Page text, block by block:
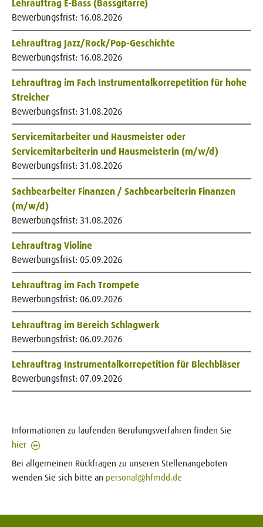
Lehrauftrag E-Bass (Bassgitarre)
Bewerbungsfrist: 16.08.2026
Lehrauftrag Jazz/Rock/Pop-Geschichte
Bewerbungsfrist: 16.08.2026
Lehrauftrag im Fach Instrumentalkorrepetition für hohe
Streicher
Bewerbungsfrist: 31.08.2026
Servicemitarbeiter und Hausmeister oder
Servicemitarbeiterin und Hausmeisterin (m/w/d)
Bewerbungsfrist: 31.08.2026
Sachbearbeiter Finanzen / Sachbearbeiterin Finanzen
(m/w/d)
Bewerbungsfrist: 31.08.2026
Lehrauftrag Violine
Bewerbungsfrist: 05.09.2026
Lehrauftrag im Fach Trompete
Bewerbungsfrist: 06.09.2026
Lehrauftrag im Bereich Schlagwerk
Bewerbungsfrist: 06.09.2026
Lehrauftrag Instrumentalkorrepetition für Blechbläser
Bewerbungsfrist: 07.09.2026
Informationen zu laufenden Berufungsverfahren finden Sie
hier
Bei allgemeinen Rückfragen zu unseren Stellenangeboten
wenden Sie sich bitte an personal@hfmdd.de